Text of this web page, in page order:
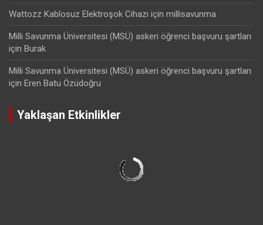
Wattozz Kablosuz Elektroşok Cihazı için millisavunma
Milli Savunma Üniversitesi (MSÜ) askeri öğrenci başvuru şartları
için Burak
Milli Savunma Üniversitesi (MSÜ) askeri öğrenci başvuru şartları
için Eren Batu Özüdoğru
Yaklaşan Etkinlikler